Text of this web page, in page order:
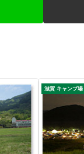
滋賀 キャンプ場